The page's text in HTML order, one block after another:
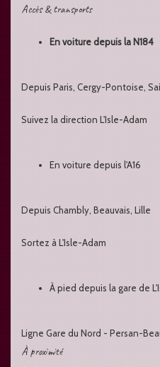
Accès & transports
En voiture depuis la N184
Depuis Paris, Cergy-Pontoise,
Suivez la direction L'Isle-Adam
En voiture depuis l'A16
Depuis Chambly, Beauvais, Lille
Sortez à L'Isle-Adam
À pied depuis la gare de
Ligne Gare du Nord - Persan-
À proximité